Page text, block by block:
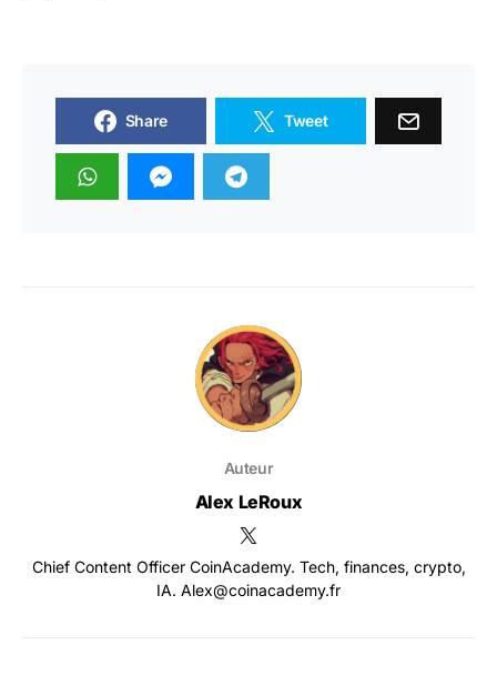
Share Tweet
Auteur
Alex LeRoux
Chief Content Officer CoinAcademy. Tech, finances, crypto,
IA. Alex@coinacademy.fr